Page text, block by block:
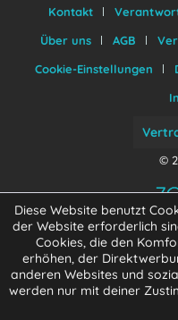
Kontakt
Über uns
AGB
Cookie-Einstellungen
©
Diese Website benutzt
der Website erforderlich
Cookies, die den
erhöhen, der
anderen Websites und
werden nur mit deiner